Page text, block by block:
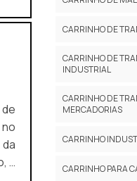
a
CARRINHO DE
CARRINHO DE
INDUSTRIAL
CARRINHO DE
MERCADORIAS
CARRINHO
CARRINHO PARA